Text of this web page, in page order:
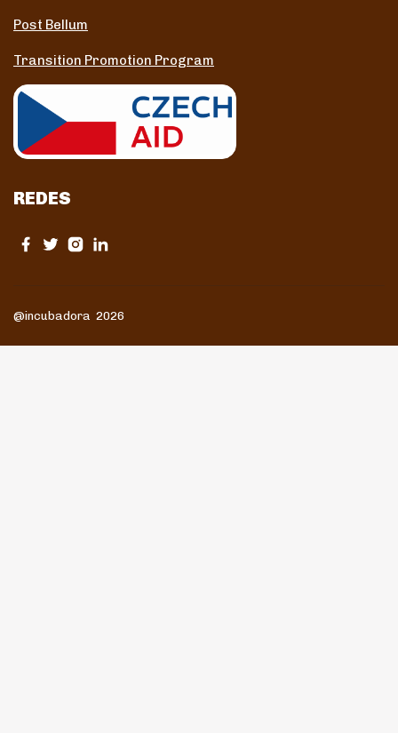
Post Bellum
Transition Promotion Program
REDES
@incubadora 2026